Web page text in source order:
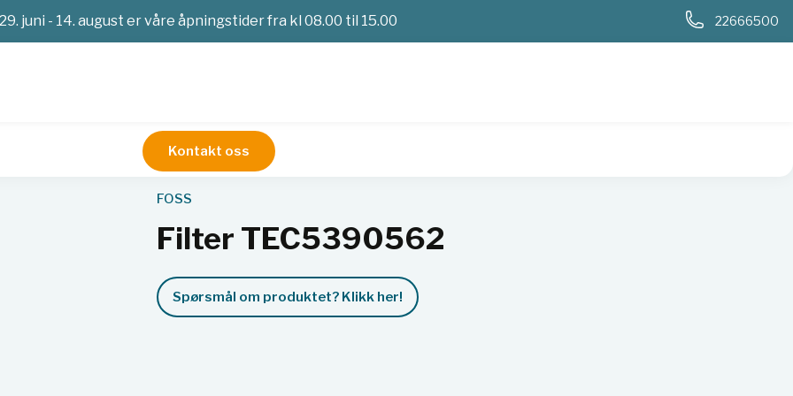
29. juni - 14. august er våre åpningstider fra kl 08.00 til 15.00 22666500
Kontakt oss
Filter TEC5390562
FOSS
Filter TEC5390562
Spørsmål om produktet? Klikk her!